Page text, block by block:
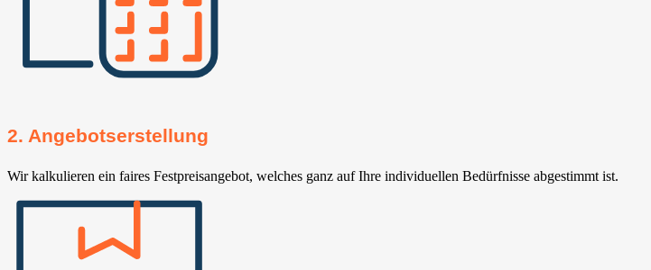
2. Angebotserstellung
Wir kalkulieren ein faires Festpreisangebot, welches ganz auf Ihre individuellen Bedürfnisse abgestimmt ist.